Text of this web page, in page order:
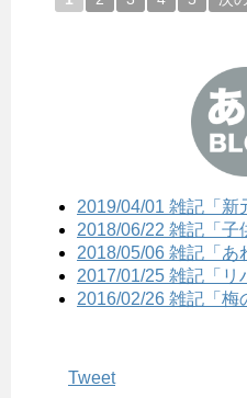
2019/04/01 雑記「新
2018/06/22 雑記「子
2018/05/06 雑記「あ
2017/01/25 雑記「リ
2016/02/26 雑記「梅
Tweet